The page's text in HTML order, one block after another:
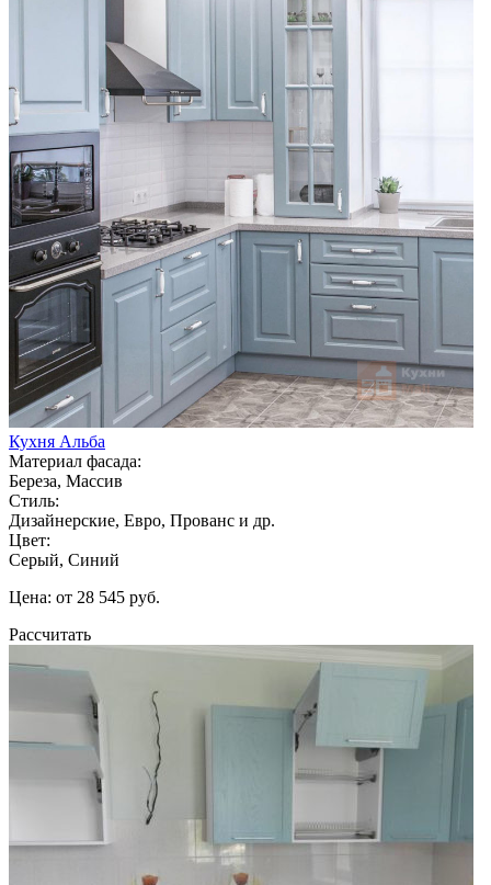
Кухня Альба
Материал фасада:
Береза, Массив
Стиль:
Дизайнерские, Евро, Прованс и др.
Цвет:
Серый, Синий
Цена: от 28 545 руб.
Рассчитать